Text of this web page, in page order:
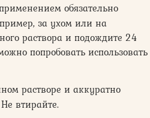
обязательно
за ухом или на
раствора и подождите 24
попробовать использовать
растворе и аккуратно
втирайте.